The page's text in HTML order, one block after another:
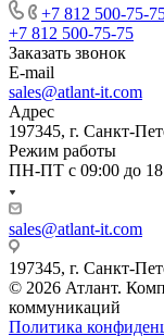
+7 812 500-75-
+7 812 500-75-75
Заказать звонок
E-mail
sales@atlant-it.com
Адрес
197345, г. Санкт-
Режим работы
ПН-ПТ с 09:00 до
sales@atlant-it.com
197345, г. Санкт-
© 2026 Атлант.
коммуникаций
Политика